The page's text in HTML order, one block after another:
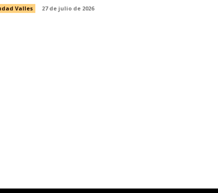
Valles 27 de julio de 2026